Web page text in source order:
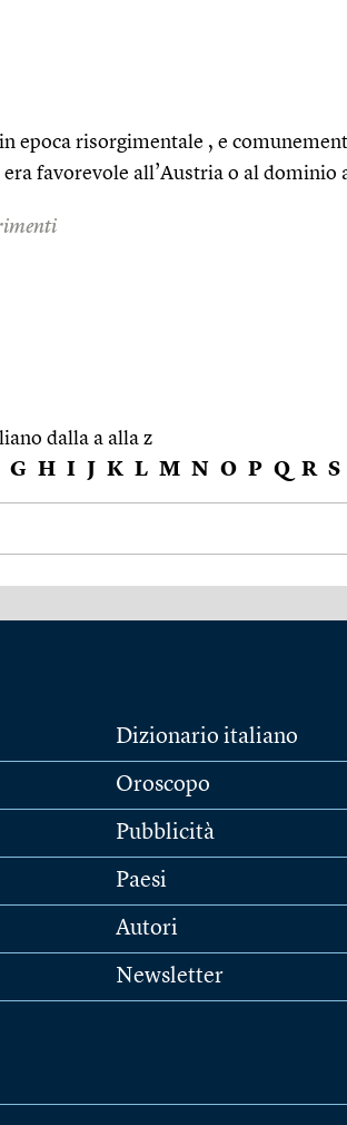
epoca risorgimentale , e
favorevole all’Austria o al dominio
dalla a alla z
G H I J K L M N O P Q R S
Dizionario italiano
Oroscopo
Pubblicità
Paesi
Autori
Newsletter